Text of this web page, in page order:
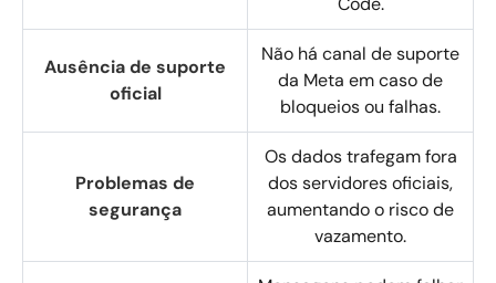
Ausência de suporte
oficial
Não há canal de suporte
da Meta em caso de
bloqueios ou falhas.
Problemas de
segurança
Os dados trafegam fora
dos servidores oficiais,
aumentando o risco de
vazamento.